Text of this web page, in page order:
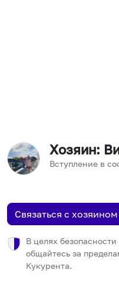
Хозяин:
Вступление в
Связаться с хозяином
В целях
общайтесь за
Кукурента.